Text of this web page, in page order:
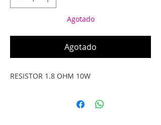
Agotado
Agotado
RESISTOR 1.8 OHM 10W